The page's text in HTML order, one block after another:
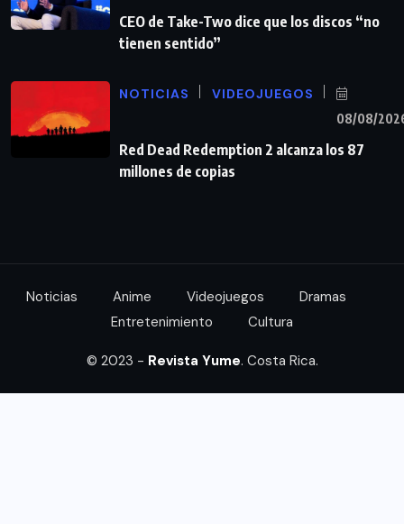
CEO de Take-Two dice que los discos “no
tienen sentido”
NOTICIAS VIDEOJUEGOS
08/08/
Red Dead Redemption 2 alcanza los 87
millones de copias
Noticias Anime Videojuegos
Dramas
Entretenimiento
Cultura
© 2023 - Revista Yume. Costa Rica.